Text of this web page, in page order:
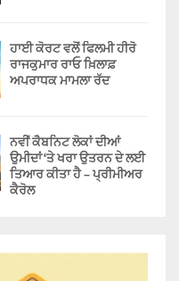
ਹਾਈ ਕੋਰਟ ਵਲੋਂ ਫਿਲਮੀ ਹੀਰੋ
ਰਾਜਕੁਮਾਰ ਰਾਓ ਖ਼ਿਲਾਫ਼
ਅਪਰਾਧਕ ਮਾਮਲਾ ਰੱਦ
ਨਵੀਂ ਕੈਬਨਿਟ ਲੋਕਾਂ ਦੀਆਂ
ਉਮੀਦਾਂ ‘ਤੇ ਖਰਾ ਉਤਰਨ ਦੇ ਲਈ
ਤਿਆਰ ਕੀਤਾ ਹੈ – ਪ੍ਰੀਮੀਅਰ
ਕੈਰੋਲ